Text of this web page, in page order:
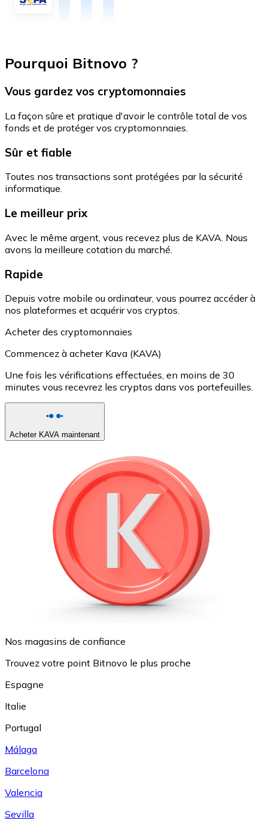
Pourquoi Bitnovo ?
Vous gardez vos cryptomonnaies
La façon sûre et pratique d'avoir le contrôle total de vos
fonds et de protéger vos cryptomonnaies.
Sûr et fiable
Toutes nos transactions sont protégées par la sécurité
informatique.
Le meilleur prix
Avec le même argent, vous recevez plus de KAVA. Nous
avons la meilleure cotation du marché.
Rapide
Depuis votre mobile ou ordinateur, vous pourrez accéder à
nos plateformes et acquérir vos cryptos.
Acheter des cryptomonnaies
Commencez à acheter Kava (KAVA)
Une fois les vérifications effectuées, en moins de 30
minutes vous recevrez les cryptos dans vos portefeuilles.
Acheter KAVA maintenant
Nos magasins de confiance
Trouvez votre point Bitnovo le plus proche
Espagne
Italie
Portugal
Málaga
Barcelona
Valencia
Sevilla